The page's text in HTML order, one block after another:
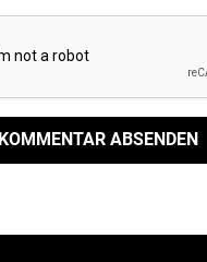
KOMMENTAR ABSENDEN